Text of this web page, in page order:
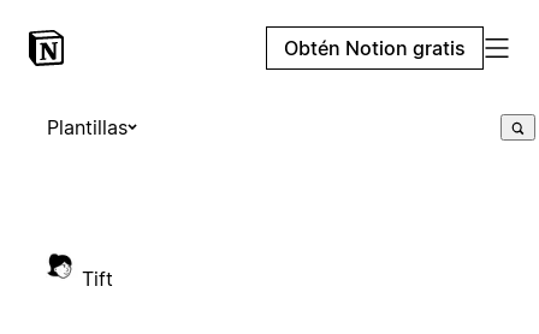
Obtén Notion gratis
Plantillas
Tift